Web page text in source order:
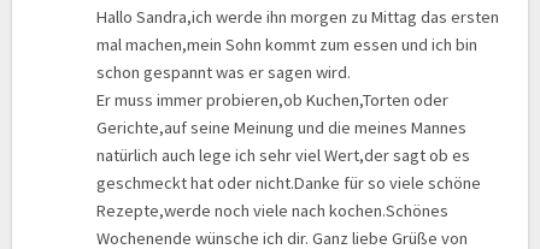
Hallo Sandra,ich werde ihn morgen zu Mittag das ersten
mal machen,mein Sohn kommt zum essen und ich bin
schon gespannt was er sagen wird.
Er muss immer probieren,ob Kuchen,Torten oder
Gerichte,auf seine Meinung und die meines Mannes
natürlich auch lege ich sehr viel Wert,der sagt ob es
geschmeckt hat oder nicht.Danke für so viele schöne
Rezepte,werde noch viele nach kochen.Schönes
Wochenende wünsche ich dir. Ganz liebe Grüße von